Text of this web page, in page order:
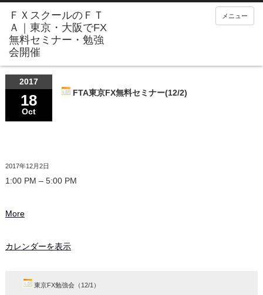
メニュー
2017
18
Oct
FTA東京FX無料セミナー(12/2)
2017年12月2日
1:00 PM – 5:00 PM
More
カレンダーを表示
東京FX勉強会（12/1）